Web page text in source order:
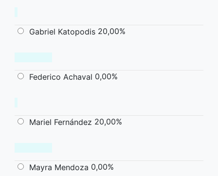
Gabriel Katopodis 20,00%
Federico Achaval 0,00%
Mariel Fernández 20,00%
Mayra Mendoza 0,00%